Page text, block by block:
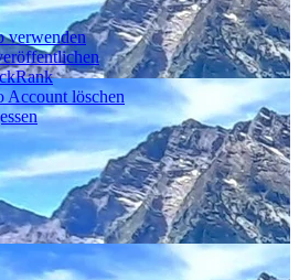
verwenden
Account löschen